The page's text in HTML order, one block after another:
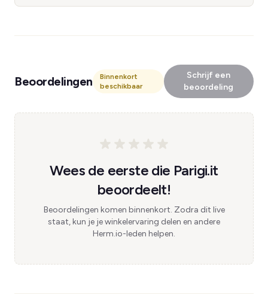
Beoordelingen
Binnenkort
beschikbaar
Schrijf een
beoordeling
Wees de eerste die Parigi.it
beoordeelt!
Beoordelingen komen binnenkort. Zodra dit live
staat, kun je je winkelervaring delen en andere
Herm.io-leden helpen.